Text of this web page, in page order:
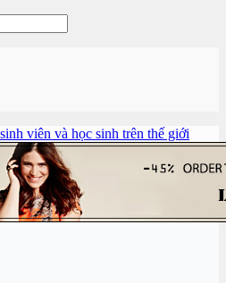
viên và học sinh trên thế giới